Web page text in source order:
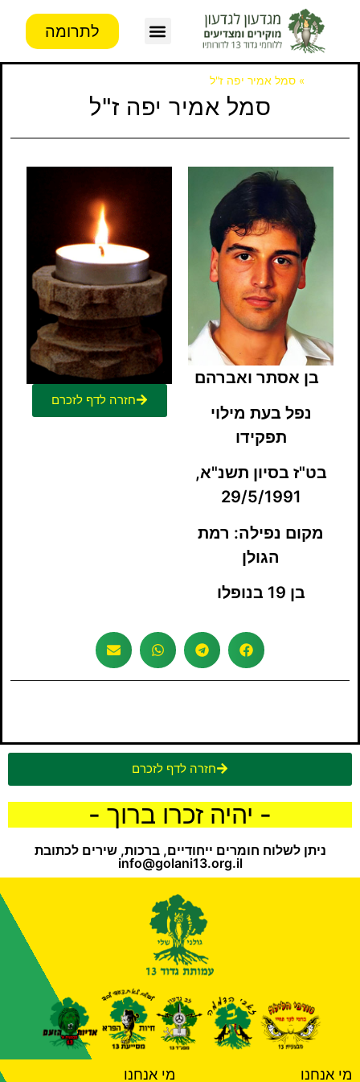
לתרומה
» סמל אמיר יפה ז"ל
סמל אמיר יפה ז"ל
בן אסתר ואברהם
נפל בעת מילוי
תפקידו
בט"ז בסיון תשנ"א,
29/5/1991
מקום נפילה: רמת
הגולן
בן 19 בנופלו
חזרה לדף לזכרם
חזרה לדף לזכרם
- יהיה זכרו ברוך -
ניתן לשלוח חומרים ייחודיים, ברכות, שירים לכתובת
info@golani13.org.il
מי אנחנו מי אנחנו